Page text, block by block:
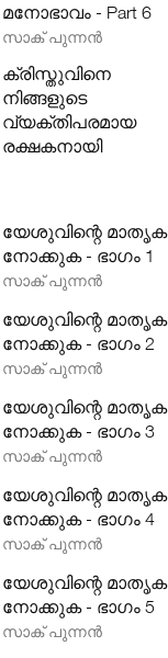
മനോഭാവം - Part 6
സാക് പുന്നൻ
ക്രിസ്തുവിനെ
നിങ്ങളുടെ
വ്യക്തിപരമായ
രക്ഷകനായി
യേശുവിന്റെ മാതൃക
നോക്കുക - ഭാഗം 1
സാക് പുന്നൻ
യേശുവിന്റെ മാതൃക
നോക്കുക - ഭാഗം 2
സാക് പുന്നൻ
യേശുവിന്റെ മാതൃക
നോക്കുക - ഭാഗം 3
സാക് പുന്നൻ
യേശുവിന്റെ മാതൃക
നോക്കുക - ഭാഗം 4
സാക് പുന്നൻ
യേശുവിന്റെ മാതൃക
നോക്കുക - ഭാഗം 5
സാക് പുന്നൻ